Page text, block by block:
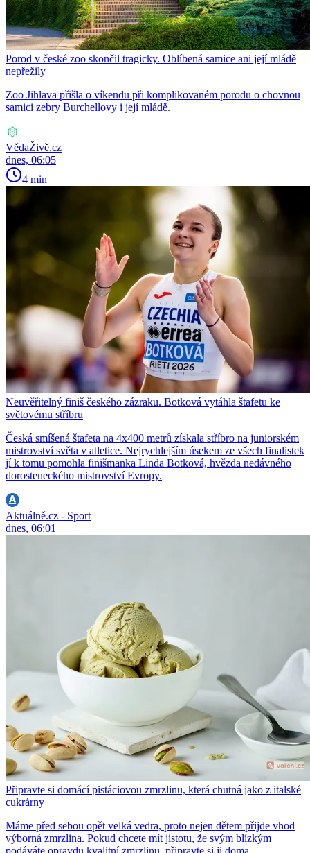
Porod v české zoo skončil tragicky. Oblíbená samice ani její mládě
nepřežily
Zoo Jihlava přišla o víkendu při komplikovaném porodu o chovnou
samici zebry Burchellovy i její mládě.
VědaŽivě.cz
dnes, 06:05
4 min
Neuvěřitelný finiš českého zázraku. Botková vytáhla štafetu ke
světovému stříbru
Česká smíšená štafeta na 4x400 metrů získala stříbro na juniorském
mistrovství světa v atletice. Nejrychlejším úsekem ze všech finalistek
jí k tomu pomohla finišmanka Linda Botková, hvězda nedávného
dorosteneckého mistrovství Evropy.
Aktuálně.cz - Sport
dnes, 06:01
Připravte si domácí pistáciovou zmrzlinu, která chutná jako z italské
cukrárny
Máme před sebou opět velká vedra, proto nejen dětem přijde vhod
výborná zmrzlina. Pokud chcete mít jistotu, že svým blízkým